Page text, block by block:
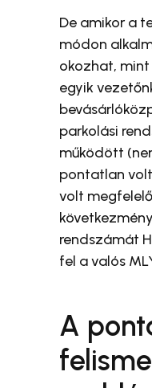
De amikor a
módon
okozhat,
egyik
parkolási
működött
pontatlan
volt
rendszámát
fel a valós
A